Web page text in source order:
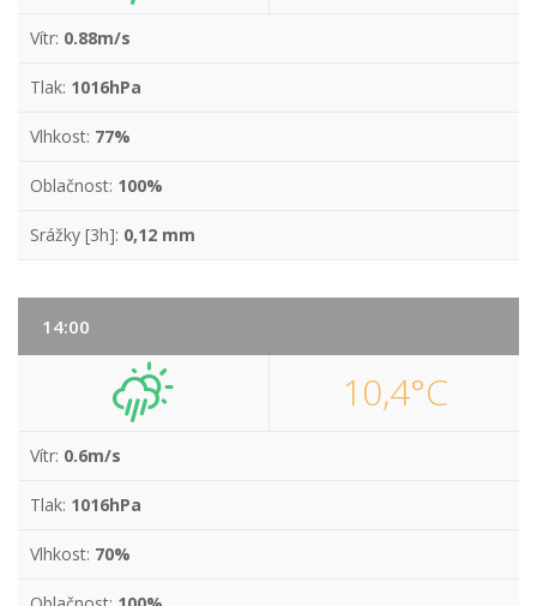
Vítr: 0.88m/s
Tlak: 1016hPa
Vlhkost: 77%
Oblačnost: 100%
Srážky [3h]: 0,12 mm
14:00
10,4°C
Vítr: 0.6m/s
Tlak: 1016hPa
Vlhkost: 70%